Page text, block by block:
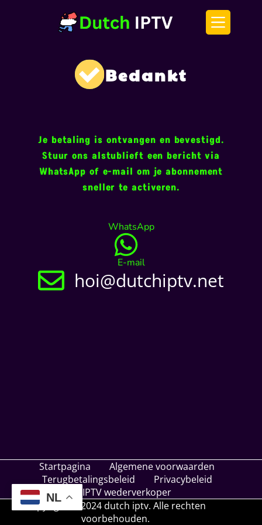
Bedankt
Je betaling is ontvangen en bevestigd.
Stuur ons alstublieft een bericht via
WhatsApp of e-mail om je abonnement
sneller te activeren.
WhatsApp
E-mail
hoi@dutchiptv.net
Startpagina
Algemene voorwaarden
Terugbetalingsbeleid
Privacybeleid
IPTV wederverkoper
Copyright © 2024 dutch iptv. Alle rechten
voorbehouden.
NL